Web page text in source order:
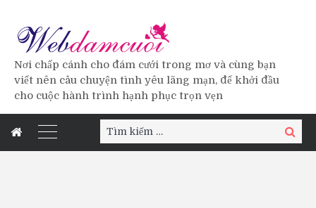
Nơi chấp cánh cho đám cưới trong mơ và cùng bạn
viết nên câu chuyện tình yêu lãng mạn, để khởi đầu
cho cuộc hành trình hạnh phục trọn vẹn
Tìm
kiếm:
Tìm
kiếm